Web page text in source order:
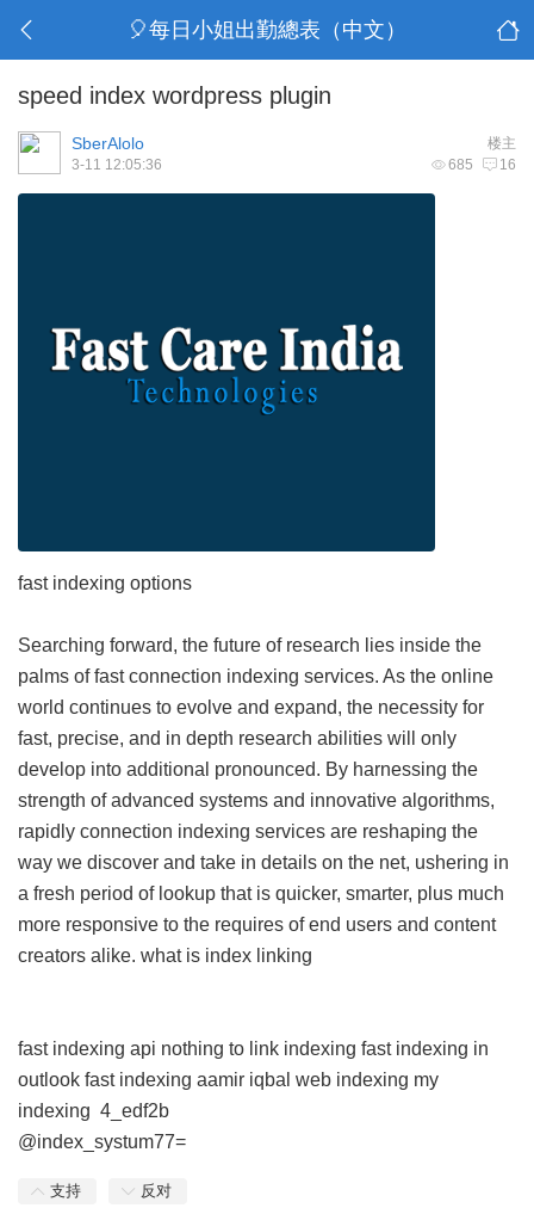
🎈每日小姐出勤總表（中文）
speed index wordpress plugin
楼主
SberAlolo
685 16
3-11 12:05:36
fast indexing options
Searching forward, the future of research lies inside the
palms of fast connection indexing services. As the online
world continues to evolve and expand, the necessity for
fast, precise, and in depth research abilities will only
develop into additional pronounced. By harnessing the
strength of advanced systems and innovative algorithms,
rapidly connection indexing services are reshaping the
way we discover and take in details on the net, ushering in
a fresh period of lookup that is quicker, smarter, plus much
more responsive to the requires of end users and content
creators alike. what is index linking
fast indexing api nothing to link indexing fast indexing in
outlook fast indexing aamir iqbal web indexing my
indexing 4_edf2b
@index_systum77=
支持 反对